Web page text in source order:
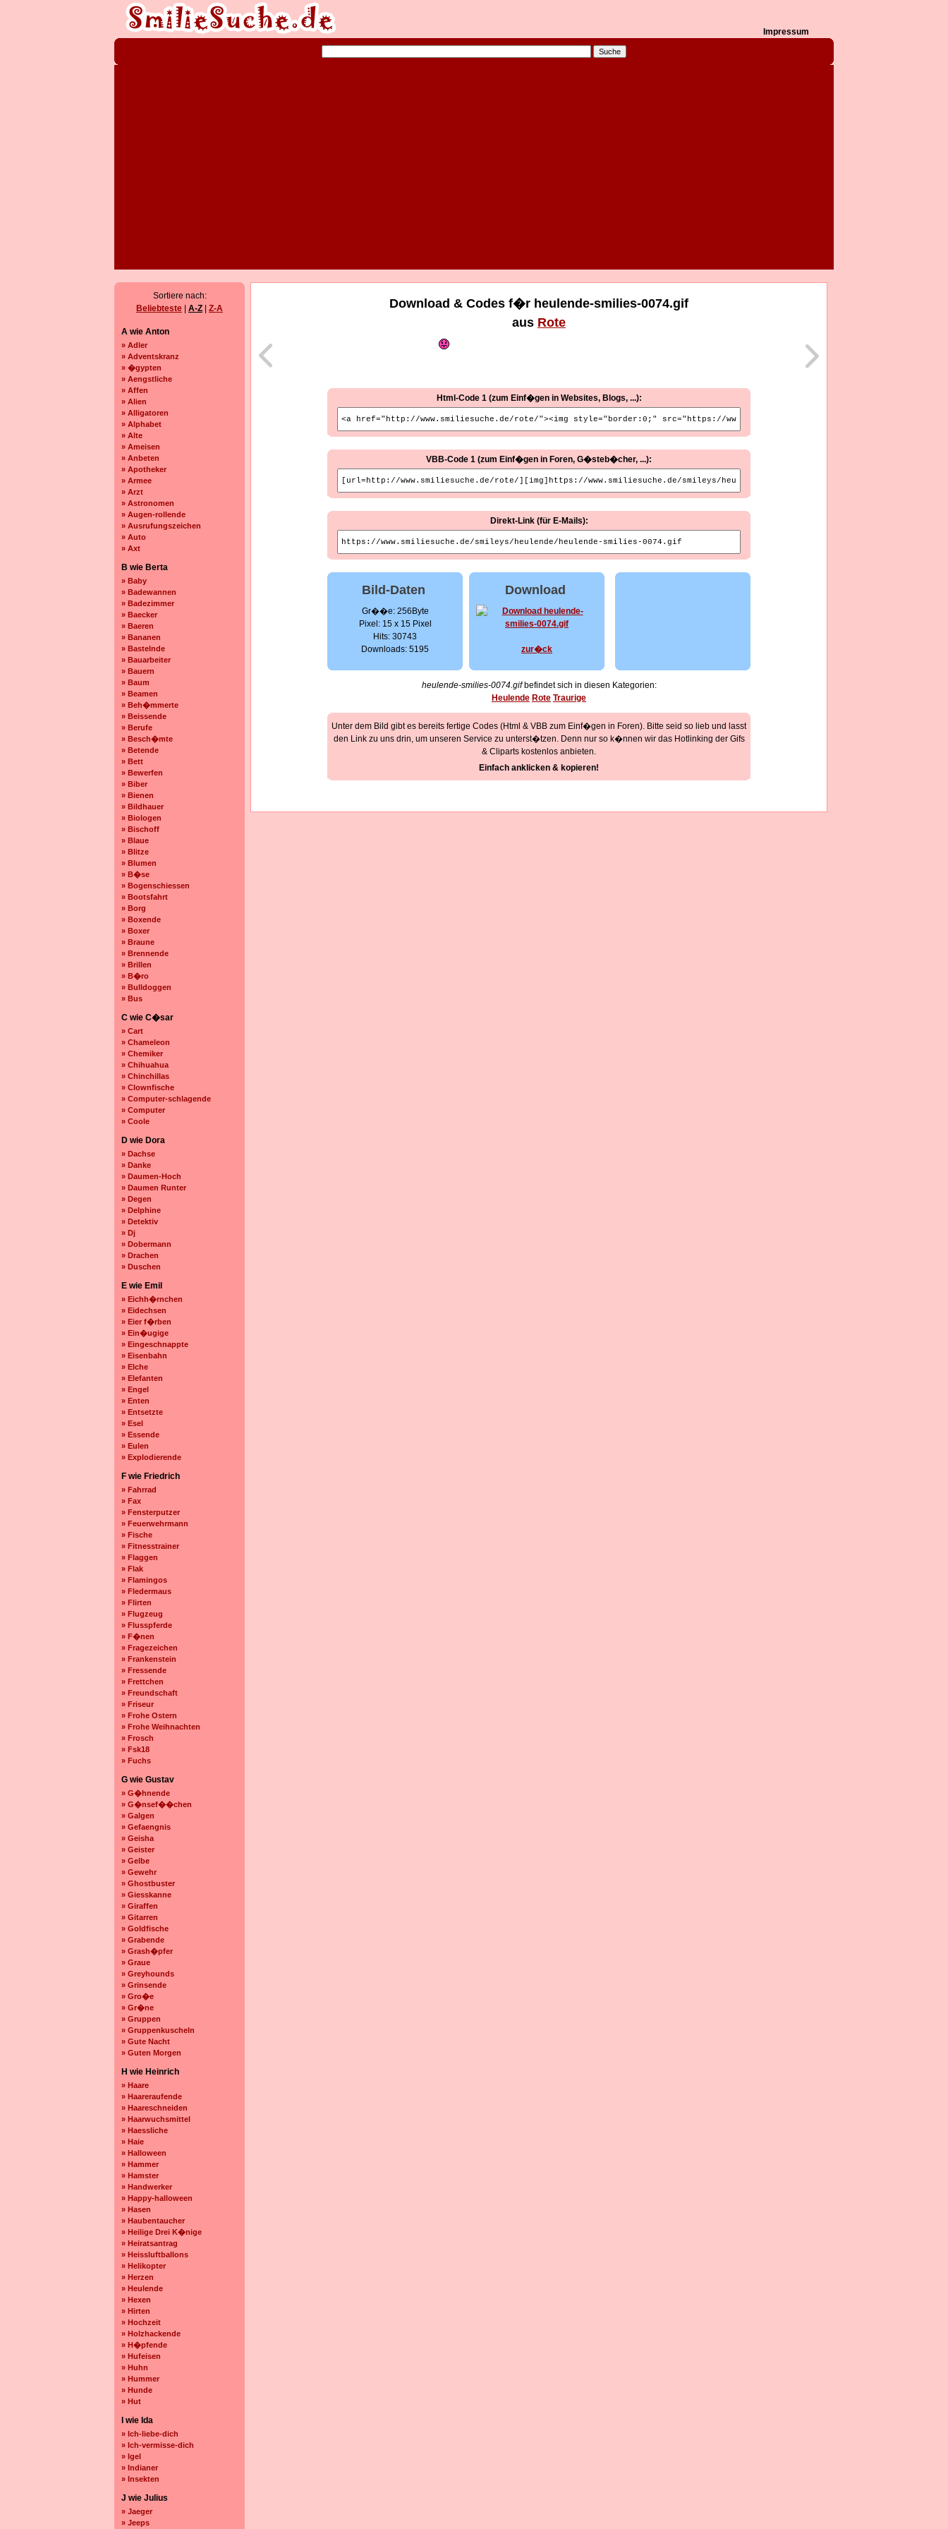
Impressum
Sortiere nach:
Beliebteste
A-Z Z-A
A wie Anton
» Adler
» Adventskranz
» �gypten
» Aengstliche
» Affen
» Alien
» Alligatoren
» Alphabet
» Alte
» Ameisen
» Anbeten
» Apotheker
» Armee
» Arzt
» Astronomen
» Augen-rollende
» Ausrufungszeichen
» Auto
» Axt
B wie Berta
» Baby
» Badewannen
» Badezimmer
» Baecker
» Baeren
» Bananen
» Bastelnde
» Bauarbeiter
» Bauern
» Baum
» Beamen
» Beh�mmerte
» Beissende
» Berufe
» Besch�mte
» Betende
» Bett
» Bewerfen
» Biber
» Bienen
» Bildhauer
» Biologen
» Bischoff
» Blaue
» Blitze
» Blumen
» B�se
» Bogenschiessen
» Bootsfahrt
» Borg
» Boxende
» Boxer
» Braune
» Brennende
» Brillen
» B�ro
» Bulldoggen
» Bus
C wie C�sar
» Cart
» Chameleon
» Chemiker
» Chihuahua
» Chinchillas
» Clownfische
» Computer-schlagende
» Computer
» Coole
D wie Dora
» Dachse
» Danke
» Daumen-Hoch
» Daumen Runter
» Degen
» Delphine
» Detektiv
» Dj
» Dobermann
» Drachen
» Duschen
E wie Emil
» Eichh�rnchen
» Eidechsen
» Eier f�rben
» Ein�ugige
» Eingeschnappte
» Eisenbahn
» Elche
» Elefanten
» Engel
» Enten
» Entsetzte
» Esel
» Essende
» Eulen
» Explodierende
F wie Friedrich
» Fahrrad
» Fax
» Fensterputzer
» Feuerwehrmann
» Fische
» Fitnesstrainer
» Flaggen
» Flak
» Flamingos
» Fledermaus
» Flirten
» Flugzeug
» Flusspferde
» F�nen
» Fragezeichen
» Frankenstein
» Fressende
» Frettchen
» Freundschaft
» Friseur
» Frohe Ostern
» Frohe Weihnachten
» Frosch
» Fsk18
» Fuchs
G wie Gustav
» G�hnende
» G�nsef��chen
» Galgen
» Gefaengnis
» Geisha
» Geister
» Gelbe
» Gewehr
» Ghostbuster
» Giesskanne
» Giraffen
» Gitarren
» Goldfische
» Grabende
» Grash�pfer
» Graue
» Greyhounds
» Grinsende
» Gro�e
» Gr�ne
» Gruppen
» Gruppenkuscheln
» Gute Nacht
» Guten Morgen
H wie Heinrich
» Haare
» Haareraufende
» Haareschneiden
» Haarwuchsmittel
» Haessliche
» Haie
» Halloween
» Hammer
» Hamster
» Handwerker
» Happy-halloween
» Hasen
» Haubentaucher
» Heilige Drei K�nige
» Heiratsantrag
» Heissluftballons
» Helikopter
» Herzen
» Heulende
» Hexen
» Hirten
» Hochzeit
» Holzhackende
» H�pfende
» Hufeisen
» Huhn
» Hummer
» Hunde
» Hut
I wie Ida
» Ich-liebe-dich
» Ich-vermisse-dich
» Igel
» Indianer
» Insekten
J wie Julius
» Jaeger
» Jeeps
Download & Codes f�r heulende-smilies-0074.gif
aus Rote
Html-Code 1 (zum Einf�gen in Websites, Blogs, ...):
VBB-Code 1 (zum Einf�gen in Foren, G�steb�cher, ...):
Direkt-Link (für E-Mails):
Bild-Daten
Gr��e: 256Byte
Pixel: 15 x 15 Pixel
Hits: 30743
Downloads: 5195
Download
zur�ck
heulende-smilies-0074.gifbefindet sich in diesen Kategorien:
Heulende Rote Traurige
Unter dem Bild gibt es bereits fertige Codes (Html & VBB zum Einf�gen in Foren). Bitte seid so lieb und lasst
den Link zu uns drin, um unseren Service zu unterst�tzen. Denn nur so k�nnen wir das Hotlinking der Gifs
& Cliparts kostenlos anbieten.
Einfach anklicken & kopieren!